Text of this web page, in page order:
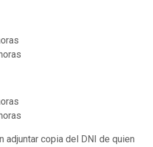
adjuntar copia del DNI de quien